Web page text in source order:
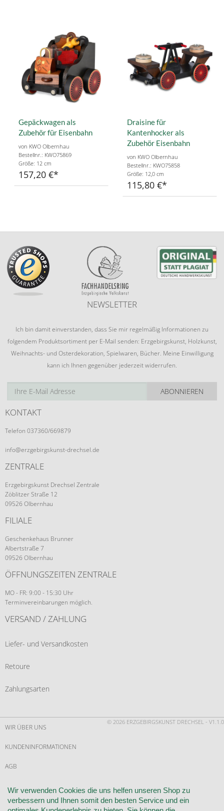
Gepäckwagen als
Zubehör für Eisenbahn
von KWO Olbernhau
Bestellnr.: KWO75869
Größe: 12 cm
157,20 €
Draisine für
Kantenhocker als
Zubehör Eisenbahn
von KWO Olbernhau
Bestellnr.: KWO75858
Größe: 12,0 cm
115,80 €
NEWSLETTER
Ich bin damit einverstanden, dass Sie mir regelmäßig Informationen zu
folgendem Produktsortiment per E-Mail senden: Erzgebirgskunst, Holzkunst,
Weihnachts- und Osterdekoration, Spielwaren, Bücher. Meine Einwilligung
kann ich Ihnen gegenüber jederzeit widerrufen.
ABONNIEREN
KONTAKT
Telefon 037360/669879
info@erzgebirgskunst-drechsel.de
ZENTRALE
Erzgebirgskunst Drechsel Zentrale
Zöblitzer Straße 12
09526 Olbernhau
FILIALE
Geschenkehaus Brunner
Albertstraße 7
09526 Olbernhau
ÖFFNUNGSZEITEN ZENTRALE
MO - FR: 9:00 - 15:30 Uhr
Terminvereinbarungen möglich.
VERSAND / ZAHLUNG
Liefer- und Versandkosten
Retoure
Zahlungsarten
© 2026 ERZGEBIRGSKUNST DRECHSEL - V1.1.0
WIR ÜBER UNS
KUNDENINFORMATIONEN
AGB
WIDERRUF
VERTRAG WIDERRUFEN
Wir verwenden Cookies die uns helfen unseren Shop zu
verbessern und Ihnen somit den besten Service und ein